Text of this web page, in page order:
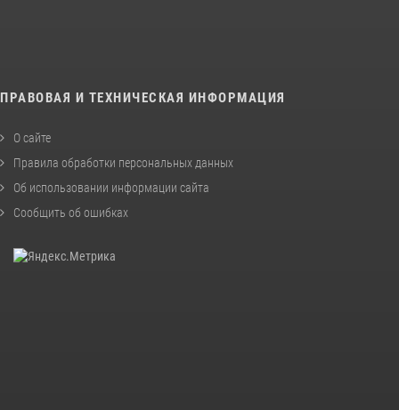
ПРАВОВАЯ И ТЕХНИЧЕСКАЯ ИНФОРМАЦИЯ
О сайте
Правила обработки персональных данных
Об использовании информации сайта
Сообщить об ошибках